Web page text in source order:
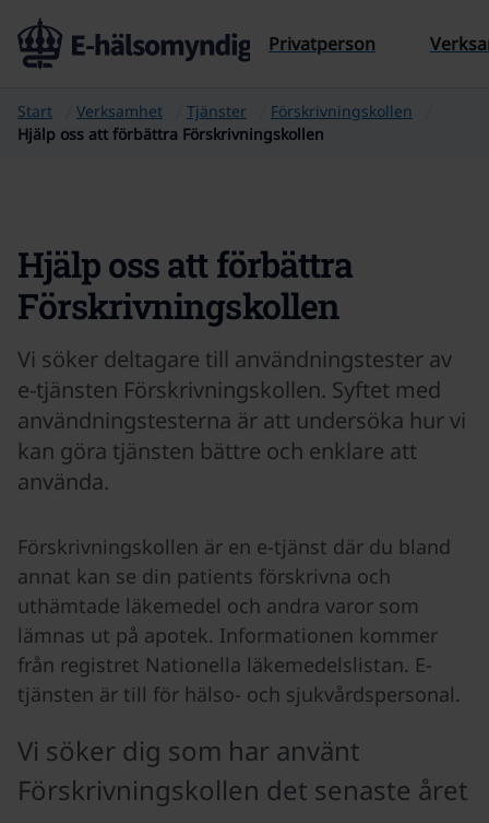
Till sidans innehåll
Privatperson
Start Verksamhet Tjänster
Förskrivningskollen
Hjälp oss att förbättra Förskrivningskollen
Hjälp oss att förbättra
Förskrivningskollen
Vi söker deltagare till användningstester av
e-tjänsten Förskrivningskollen. Syftet med
användningstesterna är att undersöka hur vi
kan göra tjänsten bättre och enklare att
använda.
Förskrivningskollen är en e-tjänst där du bland
annat kan se din patients förskrivna och
uthämtade läkemedel och andra varor som
lämnas ut på apotek. Informationen kommer
från registret Nationella läkemedelslistan. E-
tjänsten är till för hälso- och sjukvårdspersonal.
Vi söker dig som har använt
Förskrivningskollen det senaste året